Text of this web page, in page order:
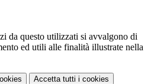
da questo utilizzati si avvalgono di
ed utili alle finalità illustrate nella
Accetta tutti i cookies